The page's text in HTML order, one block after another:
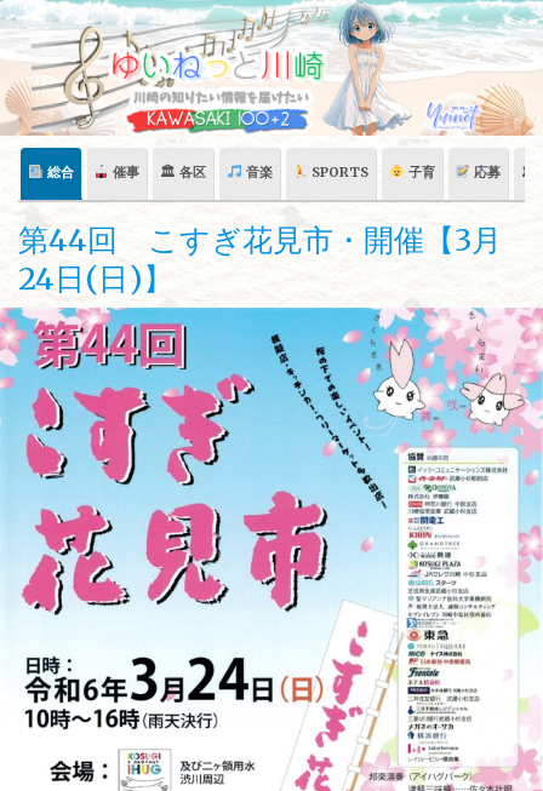
Skip
content
総合 催事 🏛 各区 音楽 SPORTS 子育 応募 🏛
第44回 こすぎ花見市・開催【3月
24日(日)】